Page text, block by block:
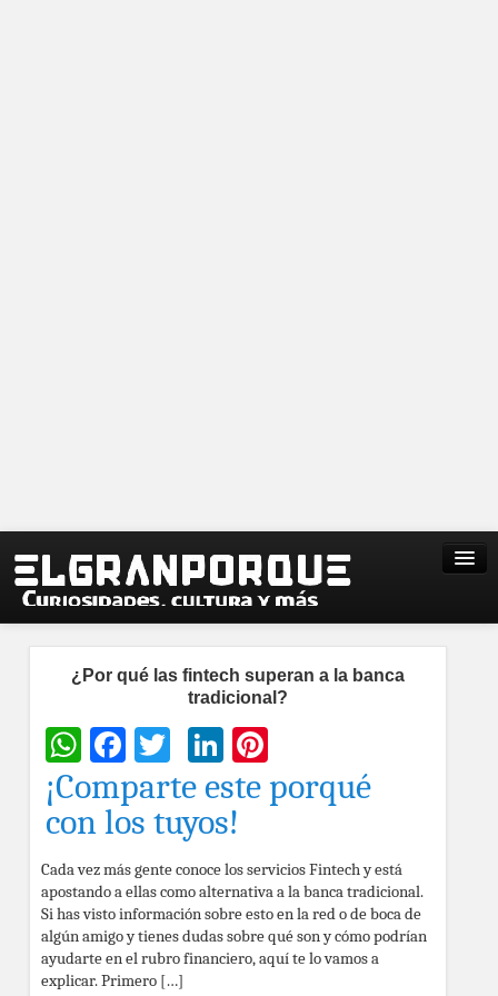
¿Por qué las fintech superan a la banca
tradicional?
WhatsApp
Facebook
TwitterLinkedIn
¡Comparte este porqué
con los tuyos!
Cada vez más gente conoce los servicios Fintech y está
apostando a ellas como alternativa a la banca tradicional.
Si has visto información sobre esto en la red o de boca de
algún amigo y tienes dudas sobre qué son y cómo podrían
ayudarte en el rubro financiero, aquí te lo vamos a
explicar. Primero […]